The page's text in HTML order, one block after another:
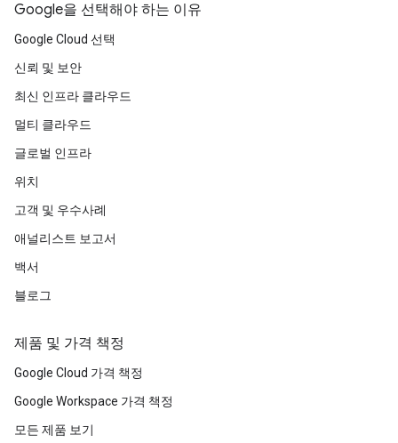
Google을 선택해야 하는 이유
Google Cloud 선택
신뢰 및 보안
최신 인프라 클라우드
멀티 클라우드
글로벌 인프라
위치
고객 및 우수사례
애널리스트 보고서
백서
블로그
제품 및 가격 책정
Google Cloud 가격 책정
Google Workspace 가격 책정
모든 제품 보기